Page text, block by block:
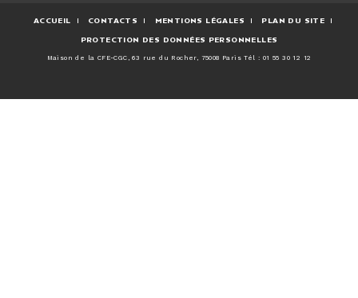
ACCUEIL CONTACTS MENTIONS LÉGALES PLAN DU SITE
PROTECTION DES DONNÉES PERSONNELLES
Maison de la CFE-CGC, 63 rue du Rocher, 75008 Paris Tél : 01 55 30 12 12